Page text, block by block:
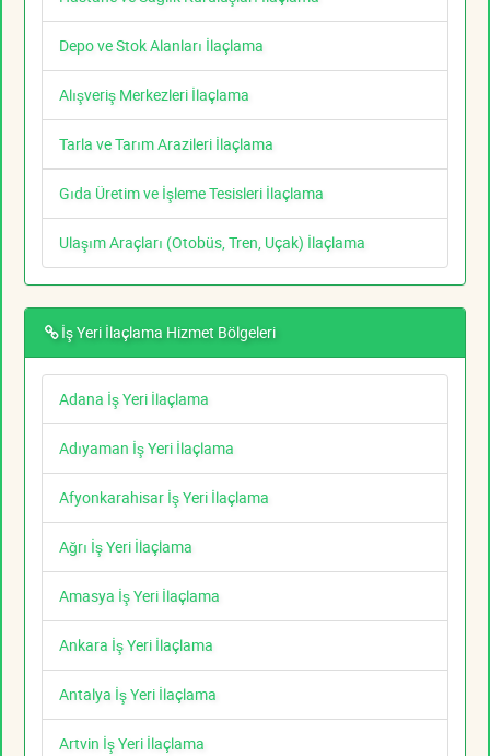
Depo ve Stok Alanları İlaçlama
Alışveriş Merkezleri İlaçlama
Tarla ve Tarım Arazileri İlaçlama
Gıda Üretim ve İşleme Tesisleri İlaçlama
Ulaşım Araçları (Otobüs, Tren, Uçak) İlaçlama
İş Yeri İlaçlama Hizmet Bölgeleri
Adana İş Yeri İlaçlama
Adıyaman İş Yeri İlaçlama
Afyonkarahisar İş Yeri İlaçlama
Ağrı İş Yeri İlaçlama
Amasya İş Yeri İlaçlama
Ankara İş Yeri İlaçlama
Antalya İş Yeri İlaçlama
Artvin İş Yeri İlaçlama